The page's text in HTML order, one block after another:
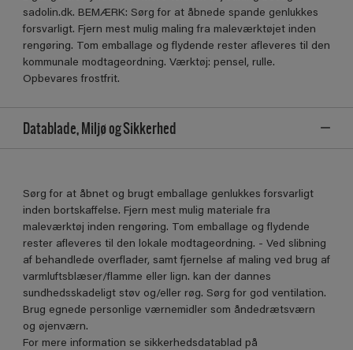
sadolin.dk. BEMÆRK: Sørg for at åbnede spande genlukkes
forsvarligt. Fjern mest mulig maling fra maleværktøjet inden
rengøring. Tom emballage og flydende rester afleveres til den
kommunale modtageordning. Værktøj: pensel, rulle.
Opbevares frostfrit.
Datablade, Miljø og Sikkerhed
Sørg for at åbnet og brugt emballage genlukkes forsvarligt
inden bortskaffelse. Fjern mest mulig materiale fra
maleværktøj inden rengøring. Tom emballage og flydende
rester afleveres til den lokale modtageordning. - Ved slibning
af behandlede overflader, samt fjernelse af maling ved brug af
varmluftsblæser/flamme eller lign. kan der dannes
sundhedsskadeligt støv og/eller røg. Sørg for god ventilation.
Brug egnede personlige værnemidler som åndedrætsværn
og øjenværn.
For mere information se sikkerhedsdatablad på